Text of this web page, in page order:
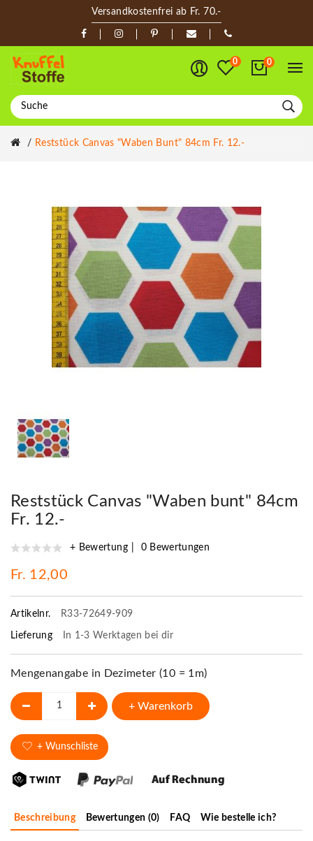
Versandkostenfrei ab Fr. 70.-
0 0
Reststück Canvas "Waben Bunt" 84cm Fr. 12.-
Reststück Canvas "Waben bunt" 84cm
Fr. 12.-
+ Bewertung 0 Bewertungen
Fr. 12,00
Artikelnr. R33-72649-909
Lieferung In 1-3 Werktagen bei dir
Mengenangabe in Dezimeter (10 = 1m)
+ Warenkorb
+ Wunschliste
Beschreibung Bewertungen (0) FAQ Wie bestelle ich?